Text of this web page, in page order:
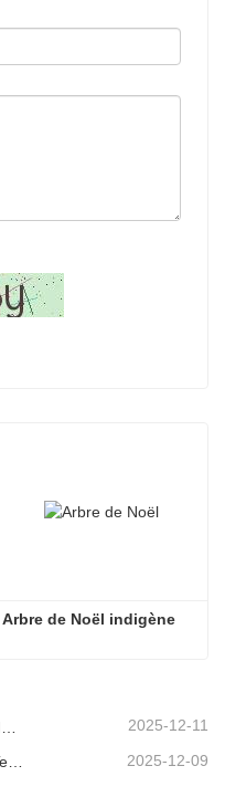
Arbre de Noël indigène
2025-12-11
2025-12-09